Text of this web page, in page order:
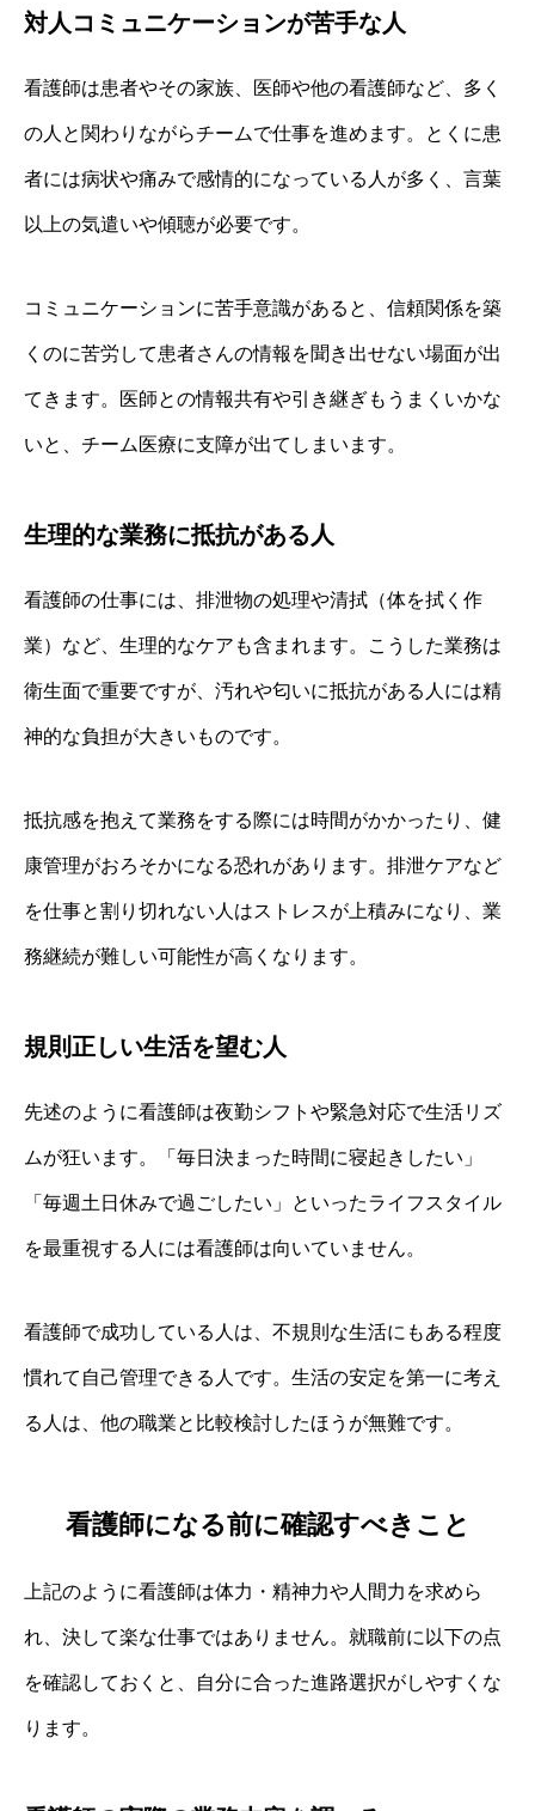
対人コミュニケーションが苦手な人
看護師は患者やその家族、医師や他の看護師など、多く
の人と関わりながらチームで仕事を進めます。とくに患
者には病状や痛みで感情的になっている人が多く、言葉
以上の気遣いや傾聴が必要です。
コミュニケーションに苦手意識があると、信頼関係を築
くのに苦労して患者さんの情報を聞き出せない場面が出
てきます。医師との情報共有や引き継ぎもうまくいかな
いと、チーム医療に支障が出てしまいます。
生理的な業務に抵抗がある人
看護師の仕事には、排泄物の処理や清拭（体を拭く作
業）など、生理的なケアも含まれます。こうした業務は
衛生面で重要ですが、汚れや匂いに抵抗がある人には精
神的な負担が大きいものです。
抵抗感を抱えて業務をする際には時間がかかったり、健
康管理がおろそかになる恐れがあります。排泄ケアなど
を仕事と割り切れない人はストレスが上積みになり、業
務継続が難しい可能性が高くなります。
規則正しい生活を望む人
先述のように看護師は夜勤シフトや緊急対応で生活リズ
ムが狂います。「毎日決まった時間に寝起きしたい」
「毎週土日休みで過ごしたい」といったライフスタイル
を最重視する人には看護師は向いていません。
看護師で成功している人は、不規則な生活にもある程度
慣れて自己管理できる人です。生活の安定を第一に考え
る人は、他の職業と比較検討したほうが無難です。
看護師になる前に確認すべきこと
上記のように看護師は体力・精神力や人間力を求めら
れ、決して楽な仕事ではありません。就職前に以下の点
を確認しておくと、自分に合った進路選択がしやすくな
ります。